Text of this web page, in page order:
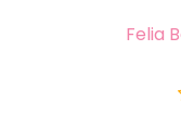
Felia